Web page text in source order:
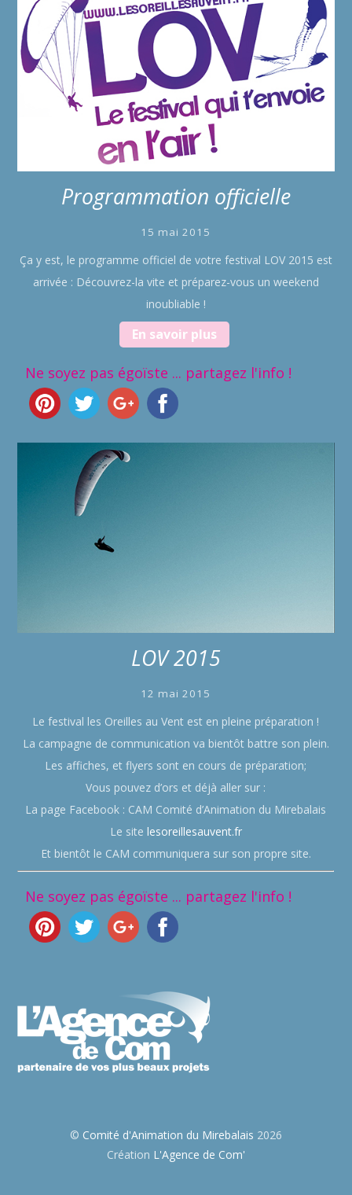
© Comité d'Animation du Mirebalais 2026
Création L'Agence de Com'
Programmation officielle
15 mai 2015
Ça y est, le programme officiel de votre festival LOV 2015 est
arrivée : Découvrez-la vite et préparez-vous un weekend
inoubliable !
En savoir plus
Ne soyez pas égoïste ... partagez l'info !
LOV 2015
12 mai 2015
Le festival les Oreilles au Vent est en pleine préparation !
La campagne de communication va bientôt battre son plein.
Les affiches, et flyers sont en cours de préparation;
Vous pouvez d’ors et déjà aller sur :
La page Facebook : CAM Comité d’Animation du Mirebalais
Le site lesoreillesauvent.fr
Et bientôt le CAM communiquera sur son propre site.
Ne soyez pas égoïste ... partagez l'info !